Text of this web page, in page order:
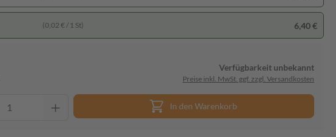
(0,02 € / 1 St) 6,40 €
Verfügbarkeit unbekannt
Preise inkl. MwSt. ggf. zzgl. Versandkosten
In den Warenkorb